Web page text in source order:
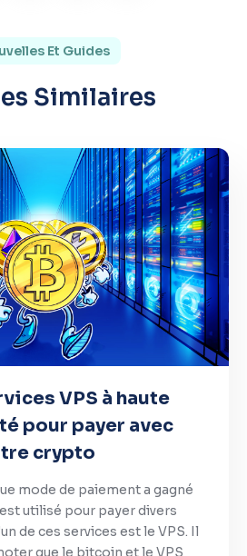
Et Guides
Similaires
VPS à haute
pour payer avec
crypto
mode de paiement a gagné
utilisé pour payer divers
de ces services est le VPS. Il
que le bitcoin et le VPS